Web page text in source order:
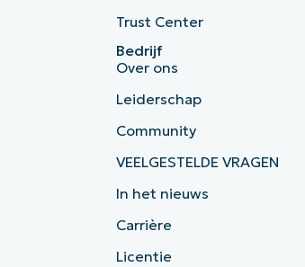
Trust Center
Bedrijf
Over ons
Leiderschap
Community
VEELGESTELDE VRAGEN
In het nieuws
Carrière
Licentie